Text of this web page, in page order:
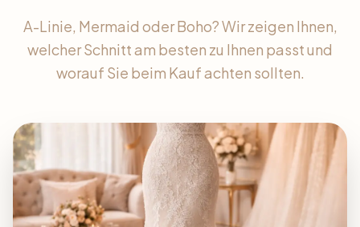
A-Linie, Mermaid oder Boho? Wir zeigen Ihnen,
welcher Schnitt am besten zu Ihnen passt und
worauf Sie beim Kauf achten sollten.